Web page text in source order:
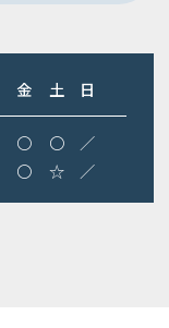
金 土 日
〇 〇
／
〇 ☆ ／